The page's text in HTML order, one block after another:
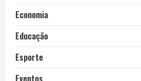
Economia
Educação
Esporte
Eventos